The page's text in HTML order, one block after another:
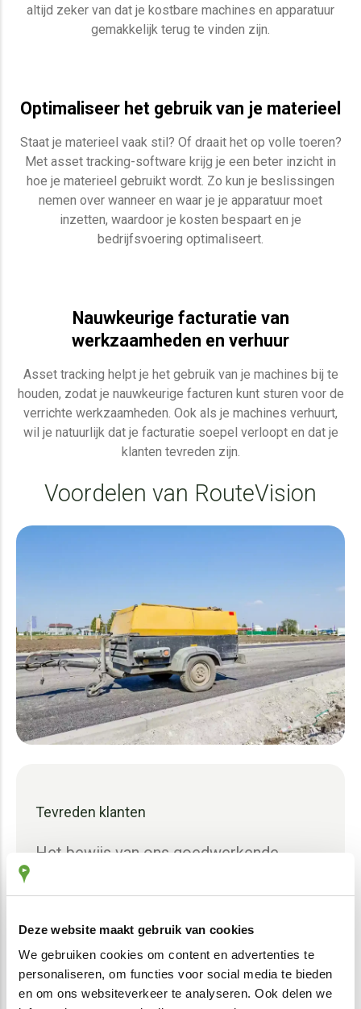
Deze website maakt gebruik van cookies
We gebruiken cookies om content en advertenties te
personaliseren, om functies voor social media te bieden
en om ons websiteverkeer te analyseren. Ook delen we
altijd zeker van dat je kostbare machines en apparatuur
gemakkelijk terug te vinden zijn.
Optimaliseer het gebruik van je materieel
Staat je materieel vaak stil? Of draait het op volle toeren?
Met asset tracking-software krijg je een beter inzicht in
hoe je materieel gebruikt wordt. Zo kun je beslissingen
nemen over wanneer en waar je je apparatuur moet
inzetten, waardoor je kosten bespaart en je
bedrijfsvoering optimaliseert.
Nauwkeurige facturatie van
werkzaamheden en verhuur
Asset tracking helpt je het gebruik van je machines bij te
houden, zodat je nauwkeurige facturen kunt sturen voor de
verrichte werkzaamheden. Ook als je machines verhuurt,
wil je natuurlijk dat je facturatie soepel verloopt en dat je
klanten tevreden zijn.
Voordelen van RouteVision
Tevreden klanten
Het bewijs van ons goedwerkende
met een eenmanszaak of kmo. Met hun
feedback maken wij onze registraties
nóg beter.